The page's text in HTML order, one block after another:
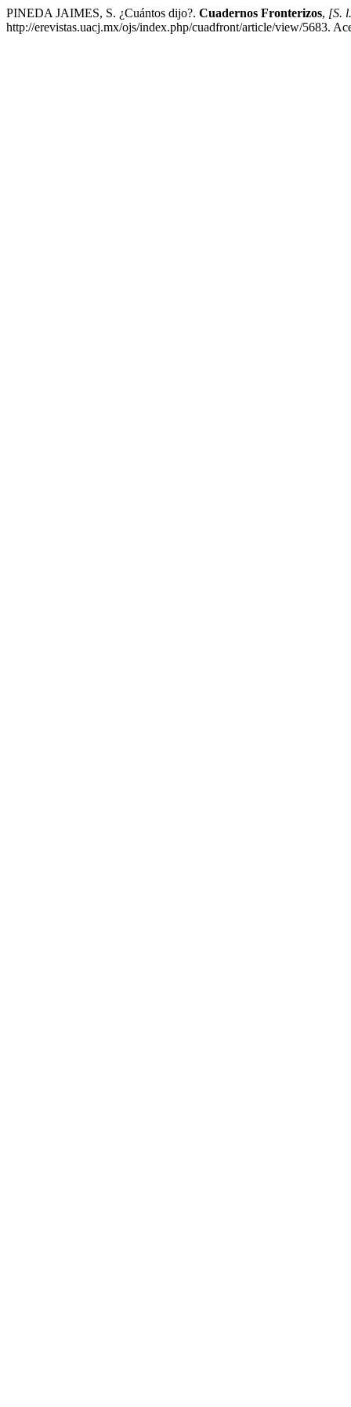
PINEDA JAIMES, S. ¿Cuántos dijo?. Cuadernos Fronterizos, [S.
http://erevistas.uacj.mx/ojs/index.php/cuadfront/article/view/5683.